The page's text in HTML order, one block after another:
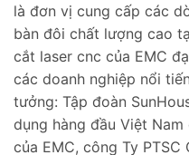
là đơn vị cung cấp các
bàn đôi chất lượng cao
cắt laser cnc của EMC
các doanh nghiệp nổi
tưởng: Tập đoàn
dụng hàng đầu Việt
của EMC, công Ty PTSC